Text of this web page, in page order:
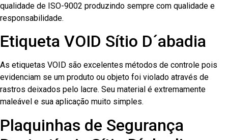
qualidade de ISO-9002 produzindo sempre com qualidade e
responsabilidade.
Etiqueta VOID Sítio D´abadia
As etiquetas VOID são excelentes métodos de controle pois
evidenciam se um produto ou objeto foi violado através de
rastros deixados pelo lacre. Seu material é extremamente
maleável e sua aplicação muito simples.
Plaquinhas de Segurança